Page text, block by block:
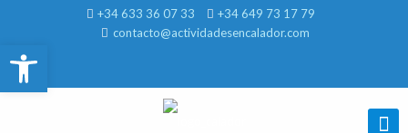
+34 633 36 07 33
+34 649 73 17 79
contacto@actividadesencalador.com
Abrir barra de herramientas